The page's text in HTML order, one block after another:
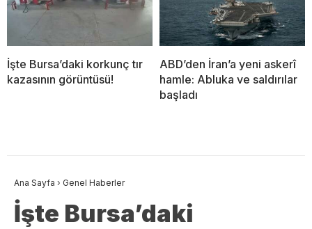
İşte Bursa’daki korkunç tır
kazasının görüntüsü!
ABD’den İran’a yeni askerî
hamle: Abluka ve saldırılar
başladı
Ana Sayfa › Genel Haberler
İşte Bursa’daki